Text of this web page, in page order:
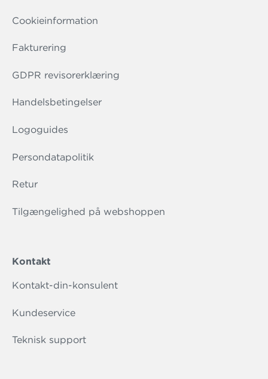
Cookieinformation
Fakturering
GDPR revisorerklæring
Handelsbetingelser
Logoguides
Persondatapolitik
Retur
Tilgængelighed på webshoppen
Kontakt
Kontakt-din-konsulent
Kundeservice
Teknisk support